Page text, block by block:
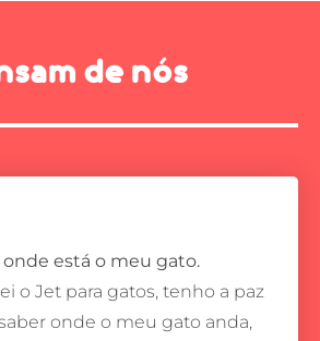
de nós
está o meu gato.
o Jet para gatos, tenho a paz
onde o meu gato anda,